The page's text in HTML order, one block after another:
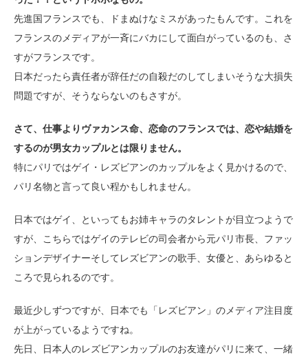
先進国フランスでも、ドまぬけなミスがあったもんです。これを
フランスのメディアが一斉にバカにして面白がっているのも、さ
すがフランスです。
日本だったら責任者が辞任だの自殺だのしてしまいそうな大損失
問題ですが、そうならないのもさすが。
さて、仕事よりヴァカンス命、恋命のフランスでは、恋や結婚を
するのが男女カップルとは限りません。
特にパリではゲイ・レズビアンのカップルをよく見かけるので、
パリ名物と言って良い程かもしれません。
日本ではゲイ、といってもお姉キャラのタレントが目立つようで
すが、こちらではゲイのテレビの司会者から元パリ市長、ファッ
ションデザイナーそしてレズビアンの歌手、女優と、あらゆると
ころで見られるのです。
最近少しずつですが、日本でも「レズビアン」のメディア注目度
が上がっているようですね。
先日、日本人のレズビアンカップルのお友達がパリに来て、一緒